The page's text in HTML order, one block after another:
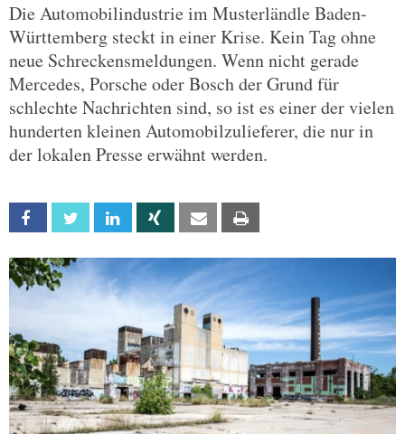
Die Automobilindustrie im Musterländle Baden-
Württemberg steckt in einer Krise. Kein Tag ohne
neue Schreckensmeldungen. Wenn nicht gerade
Mercedes, Porsche oder Bosch der Grund für
schlechte Nachrichten sind, so ist es einer der vielen
hunderten kleinen Automobilzulieferer, die nur in
der lokalen Presse erwähnt werden.
Facebook Twitter Linkedin Xing Email